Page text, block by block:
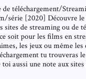
téléchargement/
série [2020] Découvre le
sites de streaming ou de
soit pour les films en
les jeux ou même les
tu trouveras
aussi une note aux sites